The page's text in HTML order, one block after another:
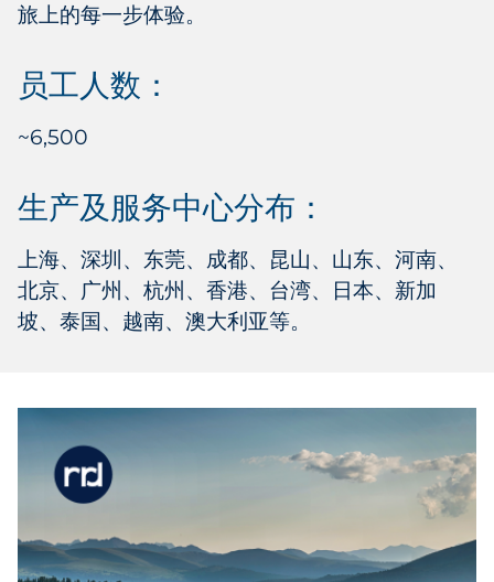
旅上的每一步体验。
员工人数：
~6,500
生产及服务中心分布：
上海、深圳、东莞、成都、昆山、山东、河南、
北京、广州、杭州、香港、台湾、日本、新加
坡、泰国、越南、澳大利亚等。